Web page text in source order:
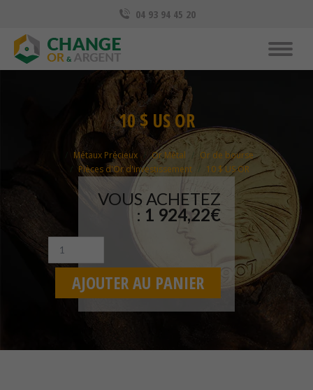
04 93 94 45 20
10 $ US OR
Vous êtes ici :
Métaux Précieux Or Métal
Or de bourse
Pièces d'Or d'investissement
10 $ US OR
VOUS ACHETEZ
: 1 924,22€
AJOUTER AU PANIER